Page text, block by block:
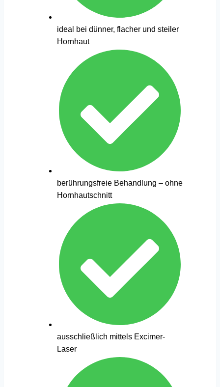
ideal bei dünner, flacher und steiler
Hornhaut
berührungsfreie Behandlung – ohne
Hornhautschnitt
ausschließlich mittels Excimer-
Laser